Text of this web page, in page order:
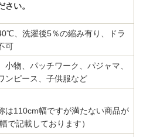
さい。
、洗濯後5％の縮み有り、ドラ
可
小物、パッチワーク、パジャマ、
ンピース、子供服など
は110cm幅ですが満たない商品が
で記載しております）